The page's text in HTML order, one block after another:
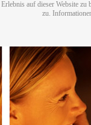
auf dieser Website
zu.